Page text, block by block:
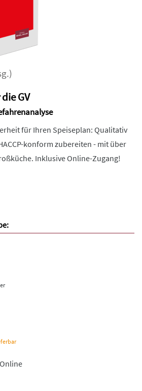
GV
für Ihren Speiseplan: Qualitativ
konform zubereiten - mit über
Inklusive Online-Zugang!